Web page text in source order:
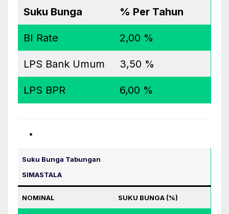
Suku Bunga % Per Tahun
BI Rate 2,00 %
LPS Bank Umum 3,50 %
LPS BPR 6,00 %
Suku Bunga Tabungan
SIMASTALA
NOMINAL SUKU BUNGA (%)